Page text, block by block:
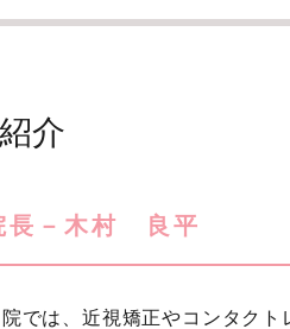
介
長－木村 良平
では、近視矯正やコンタク